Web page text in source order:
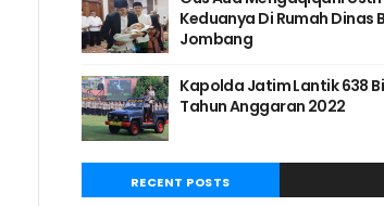
Keduanya Di Rumah Dinas
Jombang
Kapolda Jatim Lantik 638
Tahun Anggaran 2022
RECENT POSTS